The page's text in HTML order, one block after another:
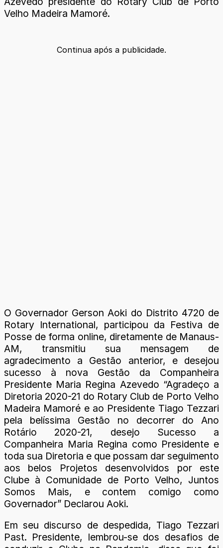
Velho Madeira Mamoré.
Continua após a publicidade.
O Governador Gerson Aoki do Distrito 4720 de
Rotary International, participou da Festiva de
Posse de forma online, diretamente de Manaus-
AM, transmitiu sua mensagem de
agradecimento a Gestão anterior, e desejou
sucesso à nova Gestão da Companheira
Presidente Maria Regina Azevedo “Agradeço a
Diretoria 2020-21 do Rotary Club de Porto Velho
Madeira Mamoré e ao Presidente Tiago Tezzari
pela belíssima Gestão no decorrer do Ano
Rotário 2020-21, desejo Sucesso a
Companheira Maria Regina como Presidente e
toda sua Diretoria e que possam dar seguimento
aos belos Projetos desenvolvidos por este
Clube à Comunidade de Porto Velho, Juntos
Somos Mais, e contem comigo como
Governador” Declarou Aoki.
Em seu discurso de despedida, Tiago Tezzari
Past. Presidente, lembrou-se dos desafios de